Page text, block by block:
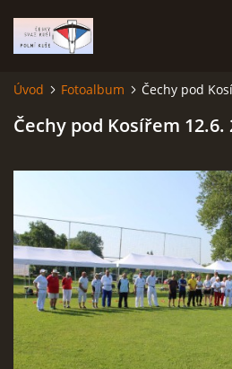
PROPOZICE
VÝSLEDKY ZÁVODŮ
ČESKÝ POHÁR A ČESKÁ LIGA
Úvod Fotoalbum Čechy pod
Čechy pod Kosířem 12.6.